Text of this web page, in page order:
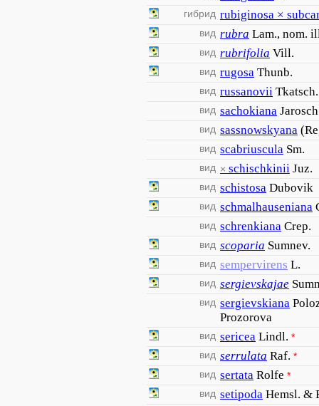
гибрид rubiginosa ×
вид rubra Lam., nom.
вид rubrifolia Vill.
вид rugosa Thunb.
вид russanovii Tkatsch.
вид sachokiana
вид sassnowskyana
вид scabriuscula Sm.
вид × schischkinii Juz.
вид schistosa Dubovik
вид schmalhauseniana
вид schrenkiana Crep.
вид scoparia Sumnev.
вид sempervirens L.
вид sergievskajae
вид sergievskiana
Prozorova
вид sericea Lindl. *
вид serrulata Raf. *
вид sertata Rolfe *
вид setipoda Hemsl. &